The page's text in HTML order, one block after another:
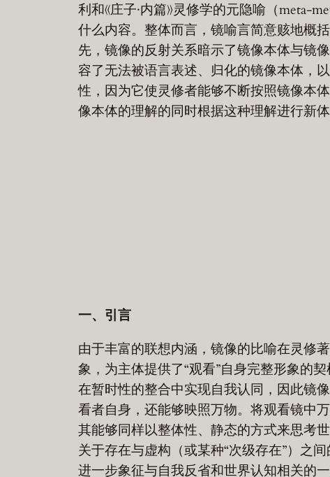
利和《庄子·内篇》灵修学的元隐喻（
什么内容。整体而言，镜喻言简意赅地
先，镜像的反射关系暗示了镜像本体与镜
容了无法被语言表述、归化的镜像本体，
性，因为它使灵修者能够不断按照镜像本
像本体的理解的同时根据这种理解进行新体
一、引言
由于丰富的联想内涵，镜像的比喻在灵修著
象，为主体提供了“观看”自身完整形象的
在暂时性的整合中实现自我认同，因此镜
看者自身，还能够映照万物。将观看镜中
其能够同样以整体性、静态的方式来思考
关于存在与虚构（或某种“次级存在”）之
进一步象征与自我反省和世界认知相关的